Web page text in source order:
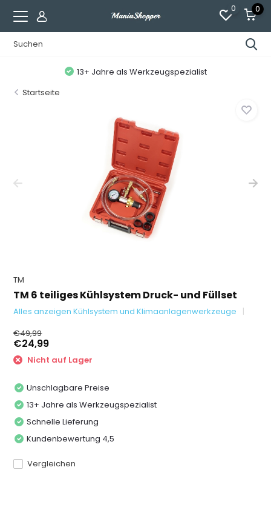
0 0
13+ Jahre als Werkzeugspezialist
Startseite
TM
TM 6 teiliges Kühlsystem Druck- und Füllset
Alles anzeigen Kühlsystem und Klimaanlagenwerkzeuge
€49,99
€24,99
Nicht auf Lager
Unschlagbare Preise
13+ Jahre als Werkzeugspezialist
Schnelle Lieferung
Kundenbewertung 4,5
Vergleichen